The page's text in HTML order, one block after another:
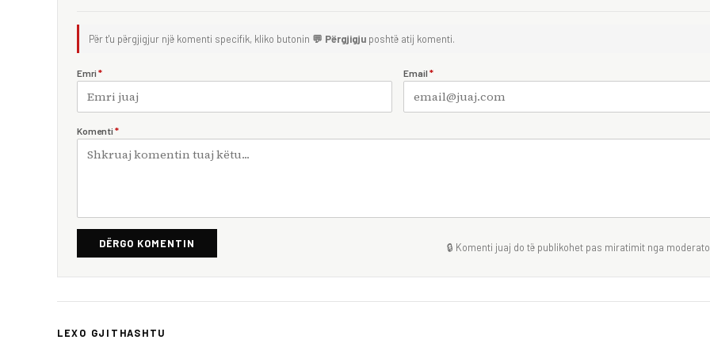
Për t'u përgjigjur një komenti specifik, kliko butonin 💬 Përgjigju poshtë atij komenti.
Emri * Email *
Komenti *
DËRGO KOMENTIN 🔒 Komenti juaj do të publikohet pas miratimit nga
LEXO GJITHASHTU